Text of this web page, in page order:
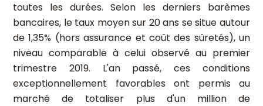
toutes les durées. Selon les derniers barèmes
bancaires, le taux moyen sur 20 ans se situe autour
de 1,35% (hors assurance et coût des sûretés), un
niveau comparable à celui observé au premier
trimestre 2019. L'an passé, ces conditions
exceptionnellement favorables ont permis au
marché de totaliser plus d'un million de